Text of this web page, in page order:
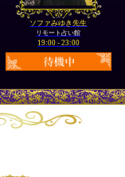
ソファみゆき先生
リモート占い館
19:00 - 23:00